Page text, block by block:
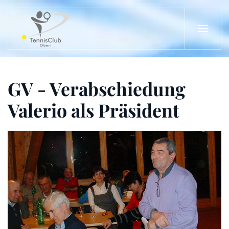
Zum Hauptinhalt springen
GV - Verabschiedung
Valerio als Präsident
ZOOM